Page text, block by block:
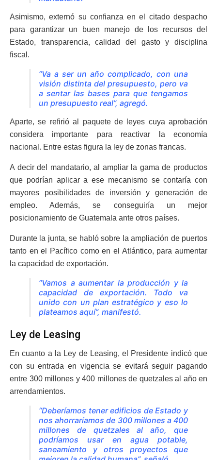
Asimismo, externó su confianza en el citado despacho
para garantizar un buen manejo de los recursos del
Estado, transparencia, calidad del gasto y disciplina
fiscal.
“Va a ser un año complicado, con una
visión distinta del presupuesto, pero va
a sentar las bases para que tengamos
un presupuesto real”, agregó.
Aparte, se refirió al paquete de leyes cuya aprobación
considera importante para reactivar la economía
nacional. Entre estas figura la ley de zonas francas.
A decir del mandatario, al ampliar la gama de productos
que podrían aplicar a ese mecanismo se contaría con
mayores posibilidades de inversión y generación de
empleo. Además, se conseguiría un mejor
posicionamiento de Guatemala ante otros países.
Durante la junta, se habló sobre la ampliación de puertos
tanto en el Pacífico como en el Atlántico, para aumentar
la capacidad de exportación.
“Vamos a aumentar la producción y la
capacidad de exportación. Todo va
unido con un plan estratégico y eso lo
plateamos aquí”, manifestó.
Ley de Leasing
En cuanto a la Ley de Leasing, el Presidente indicó que
con su entrada en vigencia se evitará seguir pagando
entre 300 millones y 400 millones de quetzales al año en
arrendamientos.
“Deberíamos tener edificios de Estado y
nos ahorraríamos de 300 millones a 400
millones de quetzales al año, que
podríamos usar en agua potable,
saneamiento y otros proyectos que